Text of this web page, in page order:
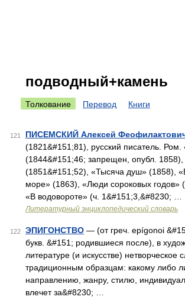
подводный+камень
Толкование Перевод Книги
121 ПИСЕМСКИЙ Алексей
(1821&#151;81), русский писатель.
(1844&#151;46; запрещен, опубл.
(1851&#151;52), «Тысяча душ» (1858),
море» (1863), «Люди сороковых годов»
«В водовороте» (ч. 1&#151;3,&#8230; …
Литературный энциклопедический словарь
122 ЭПИГОНСТВО — (от греч. epígonoi
букв. &#151; родившиеся после), в
литературе (и искусстве) нетворческое
традиционным образцам: какому либо
направлению, жанру, стилю,
влечет за&#8230; …